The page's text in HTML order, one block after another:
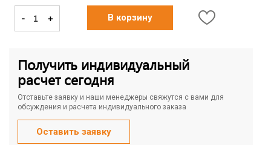
- + В корзину
Получить индивидуальный
расчет сегодня
Отставьте заявку и наши менеджеры свяжутся с вами для
обсуждения и расчета индивидуального заказа
Оставить заявку